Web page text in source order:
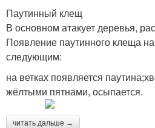
Паутинный клещ
В основном атакует деревья,
Появление паутинного клеща
следующим:
на ветках появляется
жёлтыми пятнами, осыпается.
читать дальше →